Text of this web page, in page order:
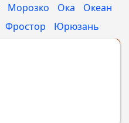
Морозко Ока
Океан
Фростор Юрюзань